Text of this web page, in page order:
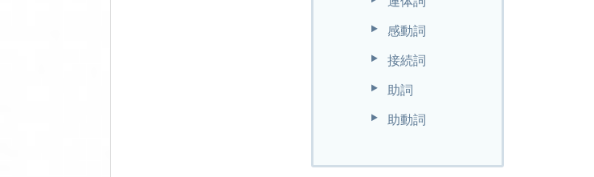
感動詞
接続詞
助詞
助動詞